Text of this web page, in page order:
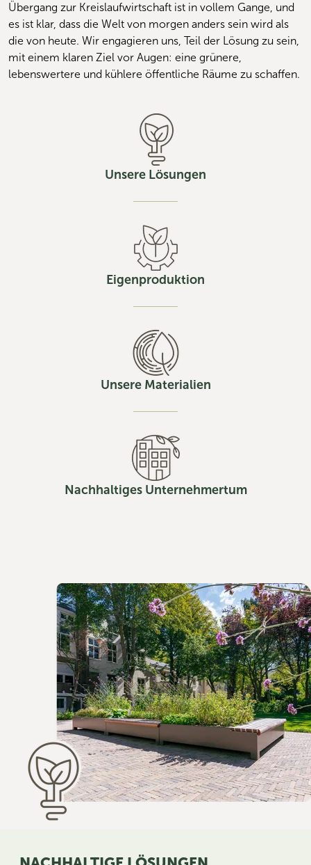
Übergang zur Kreislaufwirtschaft ist in vollem Gange, und
es ist klar, dass die Welt von morgen anders sein wird als
die von heute. Wir engagieren uns, Teil der Lösung zu sein,
mit einem klaren Ziel vor Augen: eine grünere,
lebenswertere und kühlere öffentliche Räume zu schaffen.
Unsere Lösungen
Eigenproduktion
Unsere Materialien
Nachhaltiges Unternehmertum